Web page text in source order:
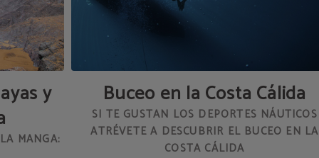
y
MANGA:
Buceo en la Costa Cálida
SI TE GUSTAN LOS DEPORTES NÁUTICOS
ATRÉVETE A DESCUBRIR EL BUCEO EN LA
COSTA CÁLIDA